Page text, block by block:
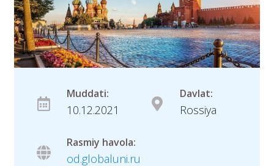
Muddati:
10.12.2021
Davlat:
Rossiya
Rasmiy havola:
od.globaluni.ru